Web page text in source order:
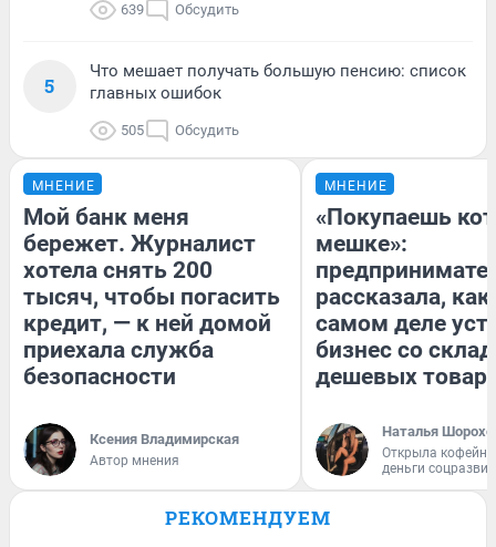
639 Обсудить
5
Что мешает получать большую пенсию: список
главных ошибок
505 Обсудить
МНЕНИЕ
Мой банк меня
бережет. Журналист
хотела снять 200
тысяч, чтобы погасить
кредит, — к ней домой
приехала служба
безопасности
Ксения Владимирская
Автор мнения
МНЕНИЕ
«Покупаешь
мешке»:
рассказала, как
самом деле
бизнес со
дешевых
Наталья
Открыла
деньги
РЕКОМЕНДУЕМ